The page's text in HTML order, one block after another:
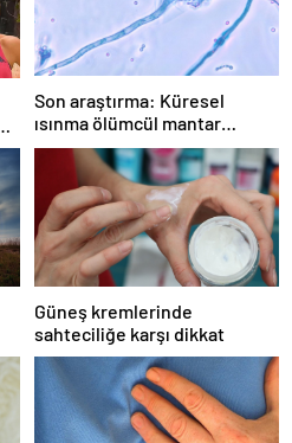
Son araştırma: Küresel
ısınma ölümcül mantar
hastalığını yayabilir
Güneş kremlerinde
sahteciliğe karşı dikkat